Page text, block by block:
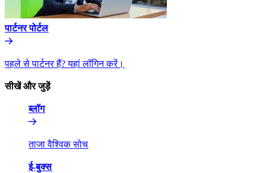
पार्टनर पोर्टल​​
पहले से पार्टनर हैं? यहां लॉगिन करें।​​
सीखें और जुड़ें​​
ब्लॉग​​
ताजा वैश्विक सोच​​
ई-बुक्स​​